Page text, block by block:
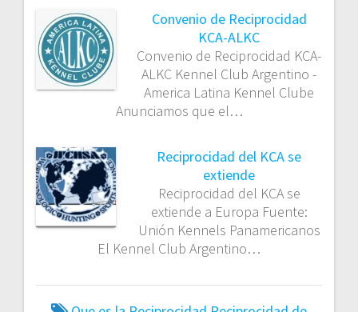
Convenio de Reciprocidad
KCA-ALKC
Convenio de Reciprocidad KCA-
ALKC Kennel Club Argentino -
America Latina Kennel Clube
Anunciamos que el…
Reciprocidad del KCA se
extiende
Reciprocidad del KCA se
extiende a Europa Fuente:
Unión Kennels Panamericanos
El Kennel Club Argentino…